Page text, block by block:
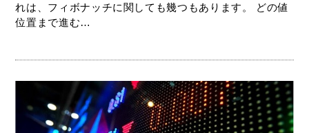
れは、フィボナッチに関しても幾つもあります。 どの値
位置まで進む…